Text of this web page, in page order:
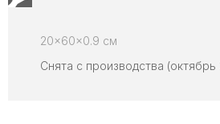
20x60x0.9 см
Снята с производства (октябрь